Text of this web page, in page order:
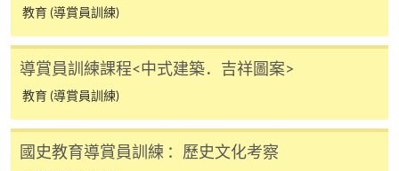
統處理上為兩個不同的程序，成功付款並不保證成
功被獲取錄。任何不成功的申請，課程組職員將儘
快與 閣下聯絡。
申請人應注意，不論親身或網上報讀，相同的課
在網上報名過程中，付款成功後，網頁將顯示付款
確認。另外，確認電子郵件亦會發送到 閣下的電
教育 (導賞員訓練)
導賞員訓練課程<中式建築．吉祥圖案>
教育 (導賞員訓練)
國史教育導賞員訓練 ：歷史文化考察